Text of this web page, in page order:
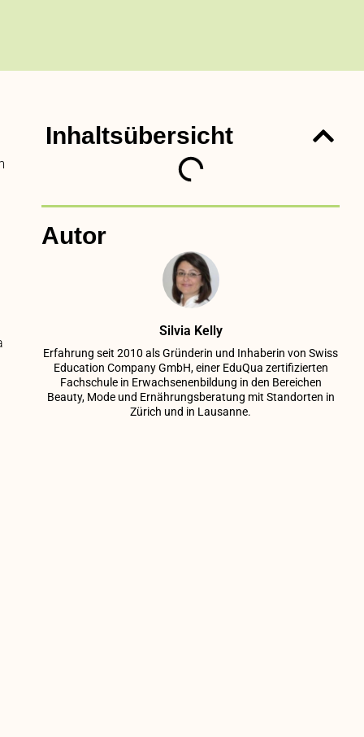
Inhaltsübersicht
Autor
Silvia Kelly
Erfahrung seit 2010 als Gründerin und Inhaberin von Swiss
Education Company GmbH, einer EduQua zertifizierten
Fachschule in Erwachsenenbildung in den Bereichen
Beauty, Mode und Ernährungsberatung mit Standorten in
Zürich und in Lausanne.